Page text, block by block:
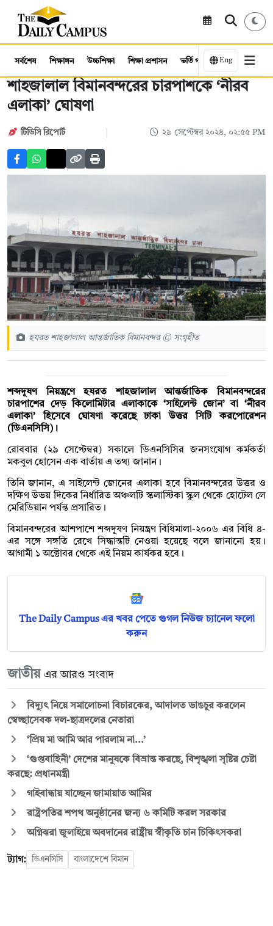
সর্বশেষ শিক্ষাঙ্গন উচ্চশিক্ষা শিক্ষা প্রশাসন ভর্তি পরীক্ষা কর্মসংস্থান
Eng
শাহজালাল বিমানবন্দরের চারপাশকে ‘নীরব
এলাকা’ ঘোষণা
টিডিসি রিপোর্ট ২৯ সেপ্টেম্বর ২০২৪, ০২:৫৫ PM
হযরত শাহজালাল আন্তর্জাতিক বিমানবন্দর © সংগৃহীত
শব্দদূষণ নিয়ন্ত্রণে হযরত শাহজালাল আন্তর্জাতিক বিমানবন্দরের
চারপাশের দেড় কিলোমিটার এলাকাকে ‘সাইলেন্ট জোন’ বা ‘নীরব
এলাকা’ হিসেবে ঘোষণা করেছে ঢাকা উত্তর সিটি করপোরেশন
(ডিএনসিসি)।
রোববার (২৯ সেপ্টেম্বর) সকালে ডিএনসিসির জনসংযোগ কর্মকর্তা
মকবুল হোসেন এক বার্তায় এ তথ্য জানান।
তিনি জানান, এ সাইলেন্ট জোনের এলাকা হবে বিমানবন্দরের উত্তর ও
দক্ষিণ উভয় দিকের নির্ধারিত অঞ্চলটি স্কলাস্টিকা স্কুল থেকে হোটেল লে
মেরিডিয়ান পর্যন্ত প্রসারিত।
বিমানবন্দরের আশপাশে শব্দদূষণ নিয়ন্ত্রণ বিধিমালা-২০০৬ এর বিধি ৪-
এর সঙ্গে সঙ্গতি রেখে সিদ্ধান্তটি নেওয়া হয়েছে বলে জানানো হয়।
আগামী ১ অক্টোবর থেকে এই নিয়ম কার্যকর হবে।
The Daily Campus এর খবর পেতে গুগল নিউজ চ্যানেল ফলো
করুন
জাতীয় এর আরও সংবাদ
বিদ্যুৎ নিয়ে সমালোচনা বিচারকের, আদালত ভাঙচুর করলেন
স্বেচ্ছাসেবক দল-ছাত্রদলের নেতারা
‘প্রিয় মা আমি আর পারলাম না...’
‘গুপ্তবাহিনী’ দেশের মানুষকে বিভ্রান্ত করছে, বিশৃঙ্খলা সৃষ্টির চেষ্টা
করছে: প্রধানমন্ত্রী
গাইবান্ধায় যাচ্ছেন জামায়াত আমির
রাষ্ট্রপতির শপথ অনুষ্ঠানের জন্য ৬ কমিটি করল সরকার
অগ্নিঝরা জুলাইয়ে অবদানের রাষ্ট্রীয় স্বীকৃতি চান চিকিৎসকরা
ট্যাগ: ডিএনসিসি বাংলাদেশে বিমান